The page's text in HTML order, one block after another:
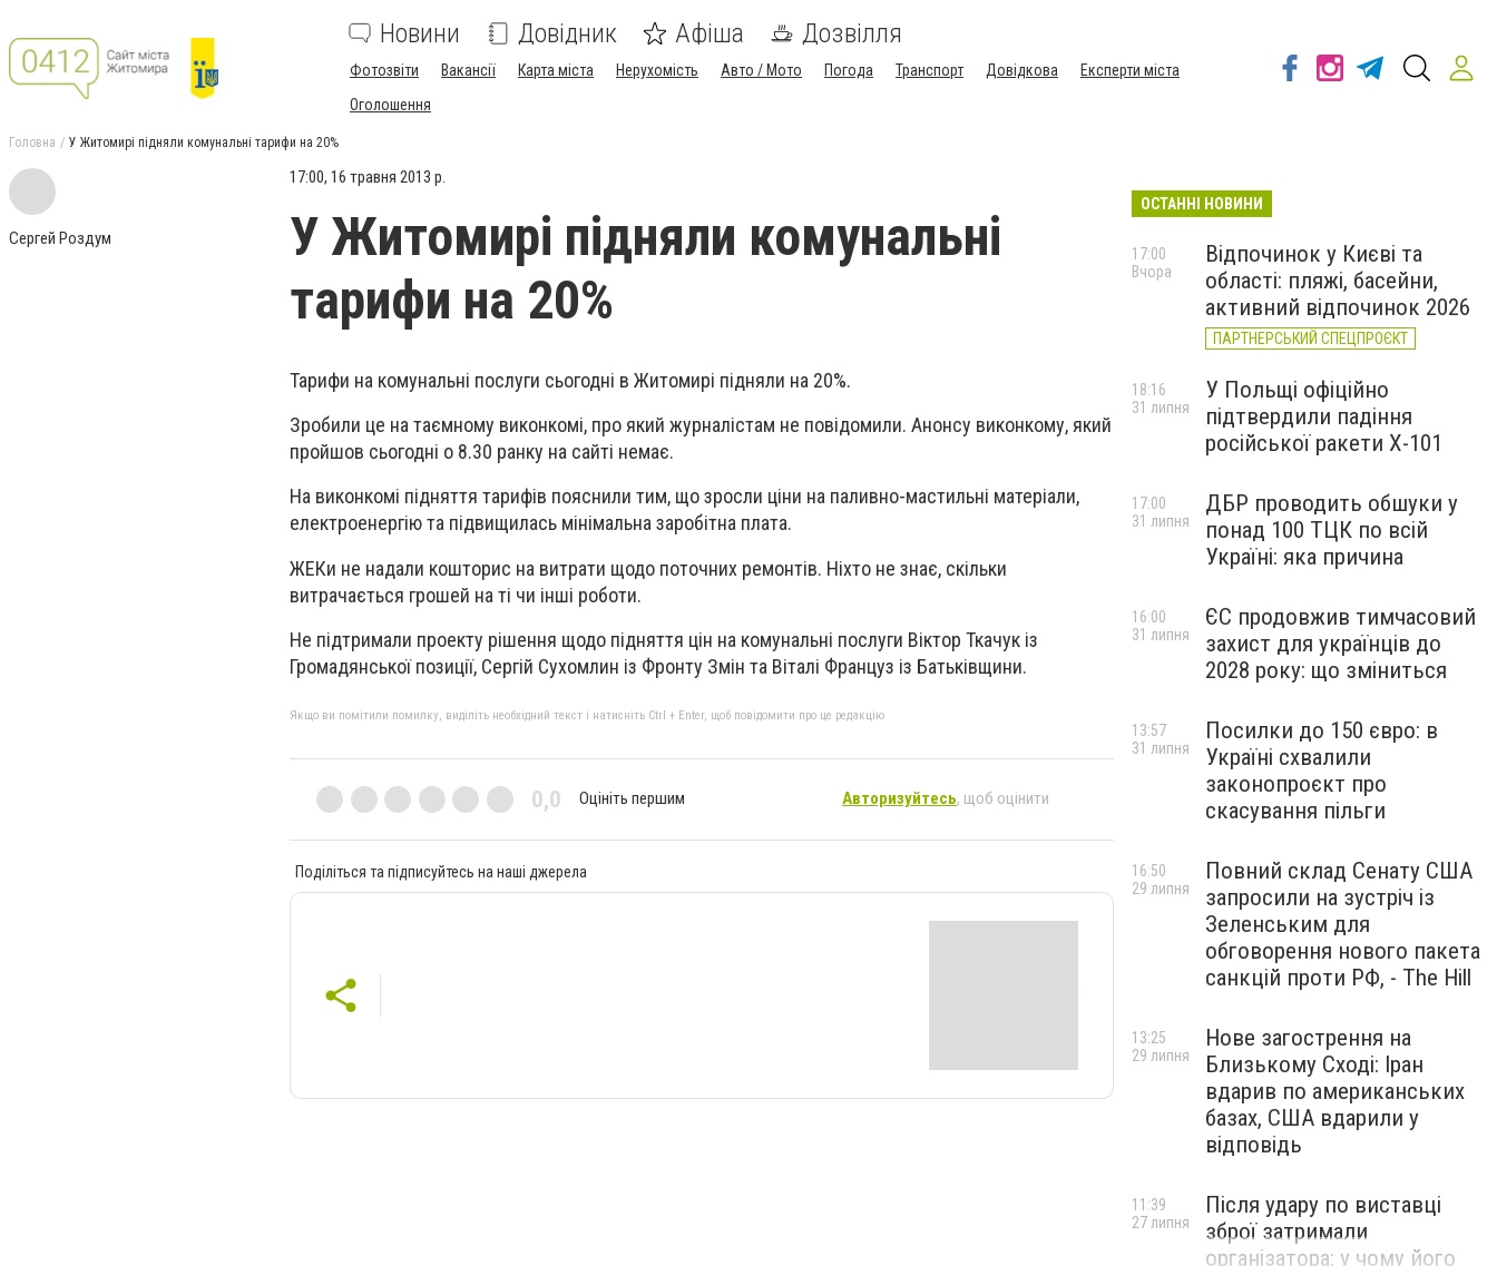
Новини Довідник Афіша Дозвілля
Фотозвіти Вакансії Карта міста Нерухомість Авто / Мото Погода Транспорт Довідкова
Експерти міста
Оголошення
Головна У Житомирі підняли комунальні тарифи на 20%
Сергей Роздум
17:00, 16 травня 2013 р.
У Житомирі підняли комунальні
тарифи на 20%
Тарифи на комунальні послуги сьогодні в Житомирі підняли на 20%.
Зробили це на таємному виконкомі, про який журналістам не повідомили. Анонсу виконкому, який
пройшов сьогодні о 8.30 ранку на сайті немає.
На виконкомі підняття тарифів пояснили тим, що зросли ціни на паливно-мастильні матеріали,
електроенергію та підвищилась мінімальна заробітна плата.
ЖЕКи не надали кошторис на витрати щодо поточних ремонтів. Ніхто не знає, скільки
витрачається грошей на ті чи інші роботи.
Не підтримали проекту рішення щодо підняття цін на комунальні послуги Віктор Ткачук із
Громадянської позиції, Сергій Сухомлин із Фронту Змін та Віталі Француз із Батьківщини.
Якщо ви помітили помилку, виділіть необхідний текст і натисніть Ctrl + Enter, щоб повідомити про це редакцію
0,0 Оцініть першим Авторизуйтесь, щоб оцінити
Поділіться та підписуйтесь на наші джерела
ОСТАННІ НОВИНИ
Відпочинок у Києві та
області: пляжі, басейни,
активний відпочинок 2026
ПАРТНЕРСЬКИЙ СПЕЦПРОЄКТ
17:00
Вчора
У Польщі офіційно
підтвердили падіння
російської ракети Х-101
18:16
31 липня
ДБР проводить обшуки у
понад 100 ТЦК по всій
Україні: яка причина
17:00
31 липня
ЄС продовжив тимчасовий
захист для українців до
2028 року: що зміниться
16:00
31 липня
Посилки до 150 євро: в
Україні схвалили
законопроєкт про
скасування пільги
13:57
31 липня
Повний склад Сенату США
запросили на зустріч із
Зеленським для
обговорення нового пакета
санкцій проти РФ, - The Hill
16:50
29 липня
Нове загострення на
Близькому Сході: Іран
вдарив по американських
базах, США вдарили у
відповідь
13:25
29 липня
Після удару по виставці
зброї затримали
організатора: у чому його
11:39
27 липня